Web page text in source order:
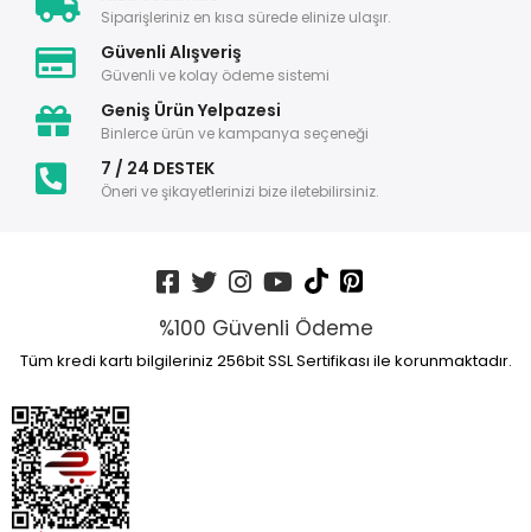
Siparişleriniz en kısa sürede elinize ulaşır.
Güvenli Alışveriş
Güvenli ve kolay ödeme sistemi
Geniş Ürün Yelpazesi
Binlerce ürün ve kampanya seçeneği
7 / 24 DESTEK
Öneri ve şikayetlerinizi bize iletebilirsiniz.
%100 Güvenli Ödeme
Tüm kredi kartı bilgileriniz 256bit SSL Sertifikası ile korunmaktadır.